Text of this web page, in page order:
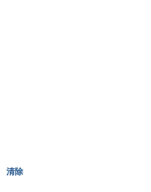
清除